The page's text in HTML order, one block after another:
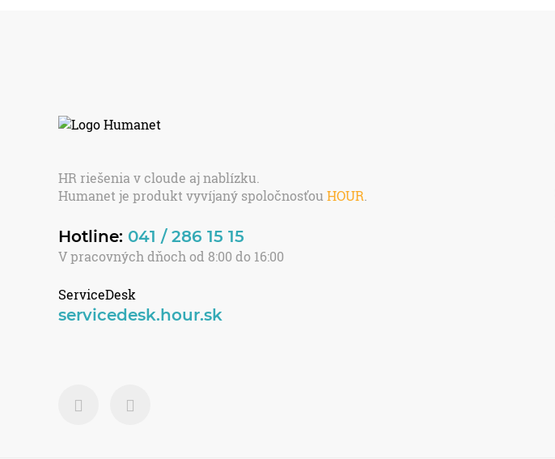
HR riešenia v cloude aj nablízku.
Humanet je produkt vyvíjaný spoločnosťou HOUR.
Hotline: 041 / 286 15 15
V pracovných dňoch od 8:00 do 16:00
ServiceDesk
servicedesk.hour.sk